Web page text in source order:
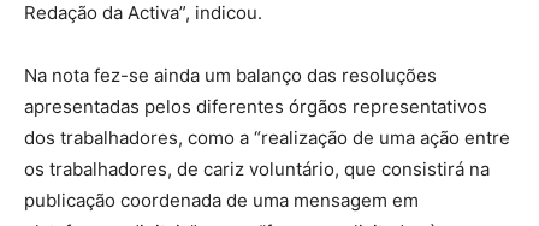
Redação da Activa”, indicou.
Na nota fez-se ainda um balanço das resoluções
apresentadas pelos diferentes órgãos representativos
dos trabalhadores, como a “realização de uma ação entre
os trabalhadores, de cariz voluntário, que consistirá na
publicação coordenada de uma mensagem em